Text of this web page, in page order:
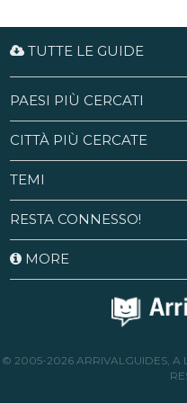
TUTTE LE GUIDE
PAESI PIÙ CERCATI
CITTÀ PIÙ CERCATE
TEMI
RESTA CONNESSO!
MORE
© 2005-2026 ARRIVALGUIDES, A